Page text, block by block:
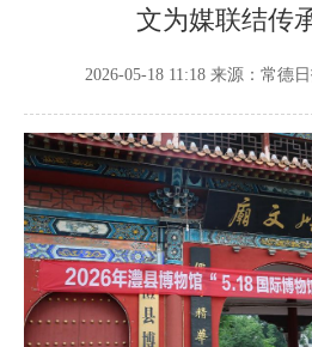
文为媒联结传
2026-05-18 11:18 来源：常德